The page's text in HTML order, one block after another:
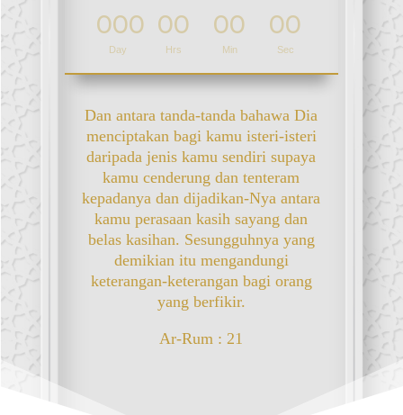
000
Day
00
Hrs
00
Min
00
Sec
Dan antara tanda-tanda bahawa Dia
menciptakan bagi kamu isteri-isteri
daripada jenis kamu sendiri supaya
kamu cenderung dan tenteram
kepadanya dan dijadikan-Nya antara
kamu perasaan kasih sayang dan
belas kasihan. Sesungguhnya yang
demikian itu mengandungi
keterangan-keterangan bagi orang
yang berfikir.
Ar-Rum : 21